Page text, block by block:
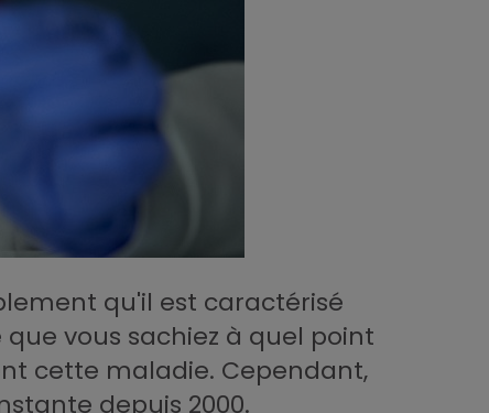
qu'il est caractérisé
vous sachiez à quel point
cette maladie. Cependant,
depuis 2000.